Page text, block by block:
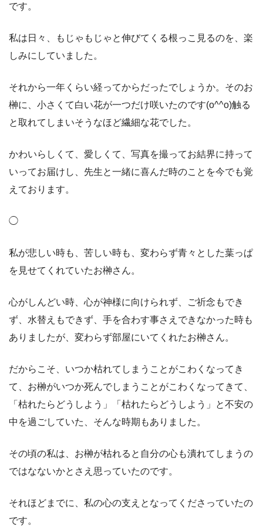
です。
私は日々、もじゃもじゃと伸びてくる根っこ見るのを、楽
しみにしていました。
それから一年くらい経ってからだったでしょうか。そのお
榊に、小さくて白い花が一つだけ咲いたのです(o^^o)触る
と取れてしまいそうなほど繊細な花でした。
かわいらしくて、愛しくて、写真を撮ってお結界に持って
いってお届けし、先生と一緒に喜んだ時のことを今でも覚
えております。
◯
私が悲しい時も、苦しい時も、変わらず青々とした葉っぱ
を見せてくれていたお榊さん。
心がしんどい時、心が神様に向けられず、ご祈念もでき
ず、水替えもできず、手を合わす事さえできなかった時も
ありましたが、変わらず部屋にいてくれたお榊さん。
だからこそ、いつか枯れてしまうことがこわくなってき
て、お榊がいつか死んでしまうことがこわくなってきて、
「枯れたらどうしよう」「枯れたらどうしよう」と不安の
中を過ごしていた、そんな時期もありました。
その頃の私は、お榊が枯れると自分の心も潰れてしまうの
ではなないかとさえ思っていたのです。
それほどまでに、私の心の支えとなってくださっていたの
です。